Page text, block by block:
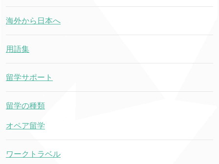
海外から日本へ
用語集
留学サポート
留学の種類
オペア留学
ワークトラベル